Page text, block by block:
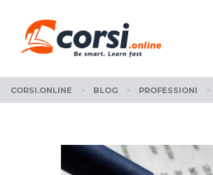
CORSI.ONLINE > BLOG > PROFESSIONI >